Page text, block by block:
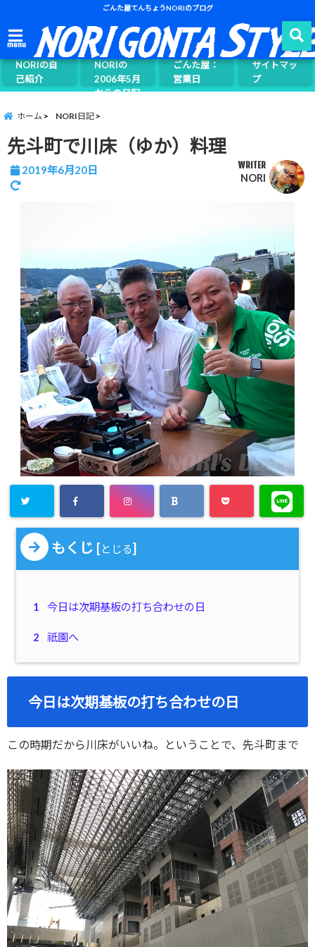
ごんた屋てんちょうNORIのブログ
menu
NORIの自
己紹介
ごんた屋て
んちょう
NORIの
2006年5月
からの日記
ごんた屋：
営業日
サイトマッ
プ
ホーム NORI日記
先斗町で川床（ゆか）料理
2019年6月20日 WRITER
NORI
もくじ [とじる]
1 今日は次期基板の打ち合わせの日
2 祇園へ
今日は次期基板の打ち合わせの日
この時期だから川床がいいね。ということで、先斗町まで